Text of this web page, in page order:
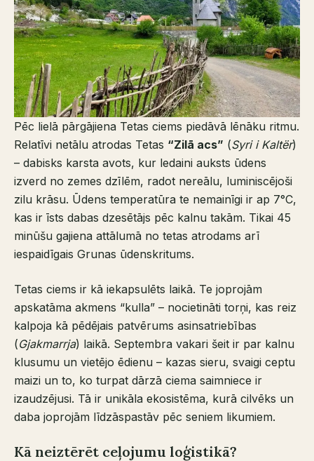
Pēc lielā pārgājiena Tetas ciems piedāvā lēnāku ritmu.
Relatīvi netālu atrodas Tetas “Zilā acs” (Syri i Kaltër)
– dabisks karsta avots, kur ledaini auksts ūdens
izverd no zemes dzīlēm, radot nereālu, luminiscējoši
zilu krāsu. Ūdens temperatūra te nemainīgi ir ap 7°C,
kas ir īsts dabas dzesētājs pēc kalnu takām. Tikai 45
minūšu gajiena attālumā no tetas atrodams arī
iespaidīgais Grunas ūdenskritums.
Tetas ciems ir kā iekapsulēts laikā. Te joprojām
apskatāma akmens “kulla” – nocietināti torņi, kas reiz
kalpoja kā pēdējais patvērums asinsatriebības
(Gjakmarrja) laikā. Septembra vakari šeit ir par kalnu
klusumu un vietējo ēdienu – kazas sieru, svaigi ceptu
maizi un to, ko turpat dārzā ciema saimniece ir
izaudzējusi. Tā ir unikāla ekosistēma, kurā cilvēks un
daba joprojām līdzāspastāv pēc seniem likumiem.
Kā neiztērēt ceļojumu loģistikā?